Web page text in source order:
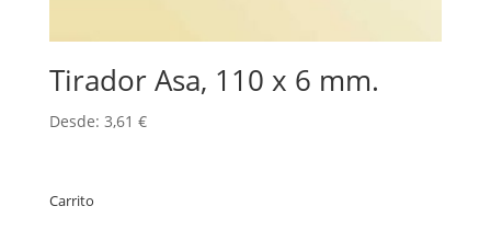
Tirador Asa, 110 x 6 mm.
Desde: 3,61 €
Carrito